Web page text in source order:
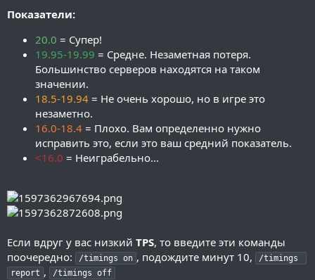
Показатели:
20.0 = Супер!
19.95-19.99 = Средне. Незаметная потеря.
Большинство серверов находятся на таком
значении.
18.5-19.94 = Не очень хорошо, но в игре это
незаметно.
16.0-18.4 = Плохо. Вам определенно нужно
исправить это, если это ваш средний показатель.
<16.0 = Неиграбельно...
Если вдруг у вас низкий TPS, то введите эти команды
поочередно:
/timings on , подождите минут 10,
/timings
report , /timings off